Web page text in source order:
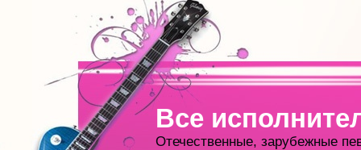
Все
Отечественные, зарубежные